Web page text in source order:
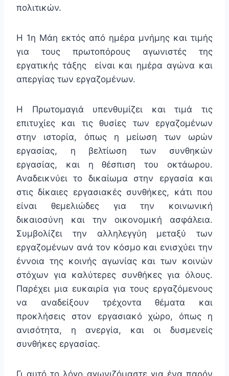
πολιτικών.
Η 1η Μάη εκτός από ημέρα μνήμης και τιμής
για τους πρωτοπόρους αγωνιστές της
εργατικής τάξης είναι και ημέρα αγώνα και
απεργίας των εργαζομένων.
Η Πρωτομαγιά υπενθυμίζει και τιμά τις
επιτυχίες και τις θυσίες των εργαζομένων
στην ιστορία, όπως η μείωση των ωρών
εργασίας, η βελτίωση των συνθηκών
εργασίας, και η θέσπιση του οκτάωρου.
Αναδεικνύει το δικαίωμα στην εργασία και
στις δίκαιες εργασιακές συνθήκες, κάτι που
είναι θεμελιώδες για την κοινωνική
δικαιοσύνη και την οικονομική ασφάλεια.
Συμβολίζει την αλληλεγγύη μεταξύ των
εργαζομένων ανά τον κόσμο και ενισχύει την
έννοια της κοινής αγωνίας και των κοινών
στόχων για καλύτερες συνθήκες για όλους.
Παρέχει μια ευκαιρία για τους εργαζόμενους
να αναδείξουν τρέχοντα θέματα και
προκλήσεις στον εργασιακό χώρο, όπως η
ανισότητα, η ανεργία, και οι δυσμενείς
συνθήκες εργασίας.